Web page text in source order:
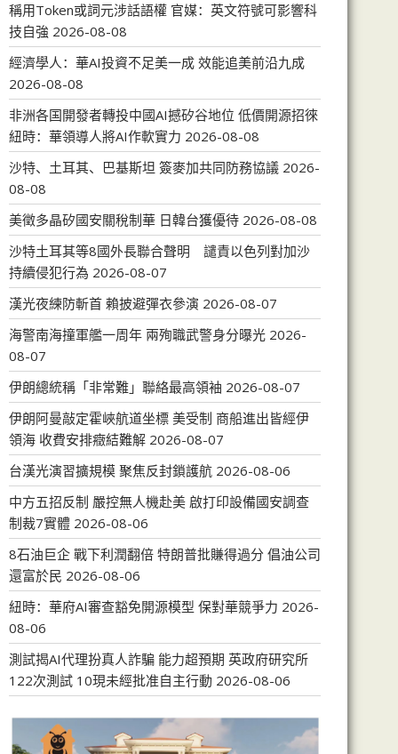
稱用Token或詞元涉話語權 官媒：英文符號可影響科
技自強 2026-08-08
經濟學人：華AI投資不足美一成 效能追美前沿九成
2026-08-08
非洲各国開發者轉投中國AI撼矽谷地位 低價開源招徠
紐時：華領導人將AI作軟實力 2026-08-08
沙特、土耳其、巴基斯坦 簽麥加共同防務協議 2026-
08-08
美徵多晶矽國安關稅制華 日韓台獲優待 2026-08-08
沙特土耳其等8國外長聯合聲明 譴責以色列對加沙
持續侵犯行為 2026-08-07
漢光夜練防斬首 賴披避彈衣參演 2026-08-07
海警南海撞軍艦一周年 兩殉職武警身分曝光 2026-
08-07
伊朗總統稱「非常難」聯絡最高領袖 2026-08-07
伊朗阿曼敲定霍峽航道坐標 美受制 商船進出皆經伊
領海 收費安排癥結難解 2026-08-07
台漢光演習擴規模 聚焦反封鎖護航 2026-08-06
中方五招反制 嚴控無人機赴美 啟打印設備國安調查
制裁7實體 2026-08-06
8石油巨企 戰下利潤翻倍 特朗普批賺得過分 倡油公司
還富於民 2026-08-06
紐時：華府AI審查豁免開源模型 保對華競爭力 2026-
08-06
測試揭AI代理扮真人詐騙 能力超預期 英政府研究所
122次測試 10現未經批准自主行動 2026-08-06